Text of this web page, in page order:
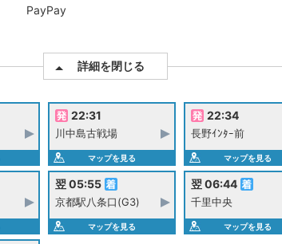
PayPay
詳細を閉じる
22:31
川中島古戦場
マップを見る
22:34
長野ｲﾝﾀｰ前
マップを見る
翌 05:55
京都駅八条口(G3)
マップを見る
翌 06:44
千里中央
マップを見る